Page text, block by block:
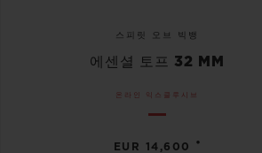
스피릿 오브 빅뱅
에센셜 토프 32 MM
온라인 익스클루시브
EUR 14,600 •